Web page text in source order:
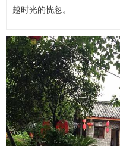
越时光的恍忽。